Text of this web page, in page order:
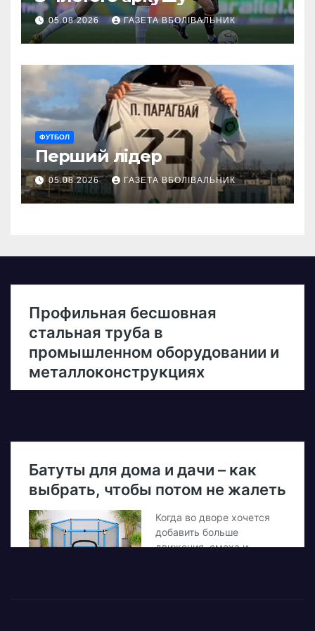
05.08.2026 ГАЗЕТА ВБОЛІВАЛЬНИК
ФУТБОЛ
Перший лідер
05.08.2026 ГАЗЕТА ВБОЛІВАЛЬНИК